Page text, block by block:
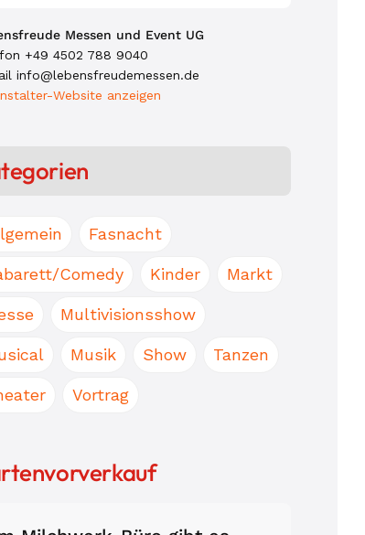
Messen und Event UG
+49 4502 788 9040
info@lebensfreudemessen.de
Website anzeigen
Fasnacht
Comedy Kinder Markt
Multivisionsshow
Musik Show Tanzen
Vortrag